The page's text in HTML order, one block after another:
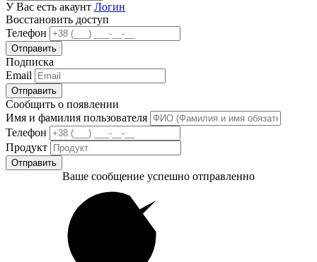
У Вас есть акаунт Логин
Восстановить доступ
Телефон
Отправить
Подписка
Email
Отправить
Сообщить о появлении
Имя и фамилия пользователя
Телефон
Продукт
Отправить
Ваше сообщение успешно отправленно